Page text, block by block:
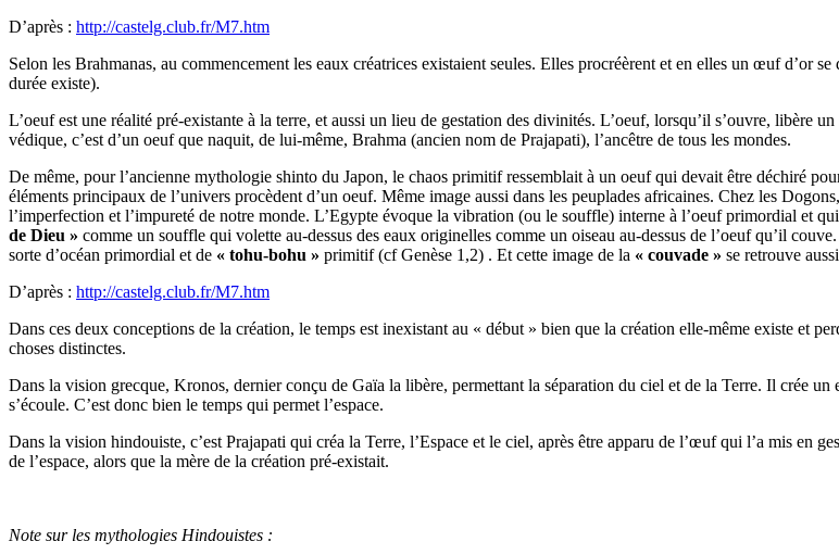
D’après : http://castelg.club.fr/M7.htm
Selon les Brahmanas, au commencement les eaux créatrices existaient seules. Elles procréèrent et en elles un œuf d’or
durée existe).
L’oeuf est une réalité pré-existante à la terre, et aussi un lieu de gestation des divinités. L’oeuf, lorsqu’il s’ouvre, libère
védique, c’est d’un oeuf que naquit, de lui-même, Brahma (ancien nom de Prajapati), l’ancêtre de tous les mondes.
De même, pour l’ancienne mythologie shinto du Japon, le chaos primitif ressemblait à un oeuf qui devait être déchiré
éléments principaux de l’univers procèdent d’un oeuf. Même image aussi dans les peuplades africaines. Chez les
l’imperfection et l’impureté de notre monde. L’Egypte évoque la vibration (ou le souffle) interne à l’oeuf primordial et
de Dieu » comme un souffle qui volette au-dessus des eaux originelles comme un oiseau au-dessus de l’oeuf qu’il
sorte d’océan primordial et de « tohu-bohu » primitif (cf Genèse 1,2) . Et cette image de la « couvade » se retrouve
D’après : http://castelg.club.fr/M7.htm
Dans ces deux conceptions de la création, le temps est inexistant au « début » bien que la création elle-même existe et
choses distinctes.
Dans la vision grecque, Kronos, dernier conçu de Gaïa la libère, permettant la séparation du ciel et de la Terre. Il crée
s’écoule. C’est donc bien le temps qui permet l’espace.
Dans la vision hindouiste, c’est Prajapati qui créa la Terre, l’Espace et le ciel, après être apparu de l’œuf qui l’a mis en
de l’espace, alors que la mère de la création pré-existait.
Note sur les mythologies Hindouistes :